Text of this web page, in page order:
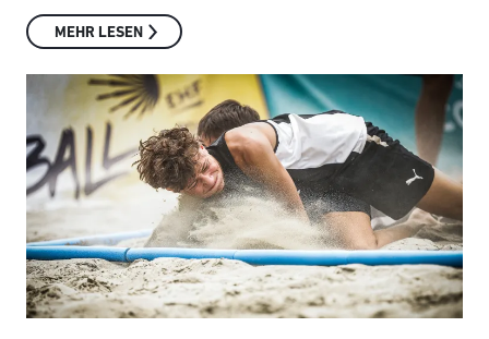
MEHR LESEN